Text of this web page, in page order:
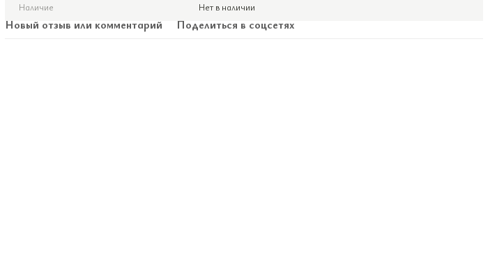
Наличие Нет в наличии
Новый отзыв или комментарий Поделиться в соцсетях